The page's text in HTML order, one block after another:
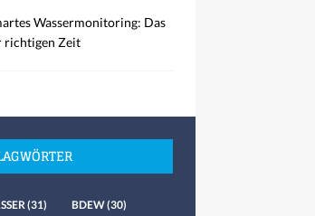
Wassermonitoring: Das
richtigen Zeit
(31) BDEW(30)